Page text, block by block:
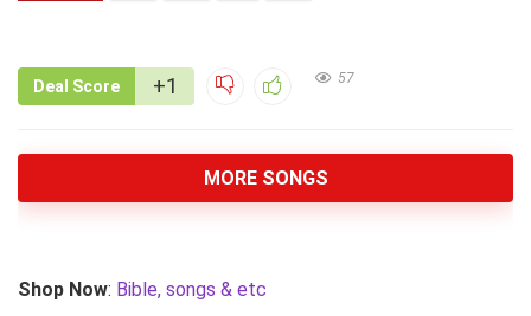
Deal Score +1 57
MORE SONGS
Shop Now: Bible, songs & etc